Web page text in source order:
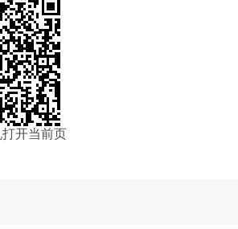
开当前页